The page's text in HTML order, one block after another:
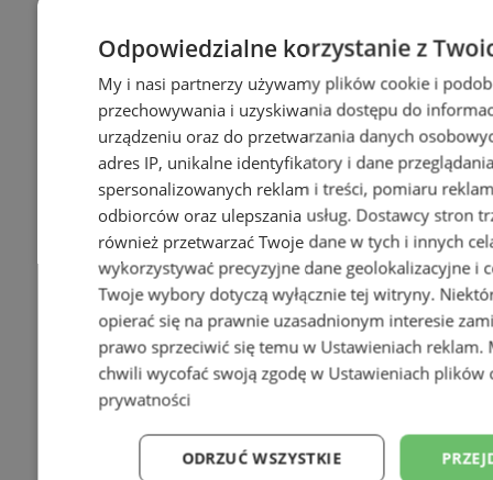
Odpowiedzialne korzystanie z
My i nasi partnerzy używamy plików cookie i
przechowywania i uzyskiwania dostępu do
urządzeniu oraz do przetwarzania danych
adres IP, unikalne identyfikatory i dane
spersonalizowanych reklam i treści, pomiaru
odbiorców oraz ulepszania usług. Dostawcy stron
również przetwarzać Twoje dane w tych i innych
wykorzystywać precyzyjne dane geolokalizacyjne i
Twoje wybory dotyczą wyłącznie tej witryny.
opierać się na prawnie uzasadnionym interesie
prawo sprzeciwić się temu w Ustawieniach reklam.
chwili wycofać swoją zgodę w Ustawieniach plików
prywatności
ODRZUĆ WSZYSTKIE